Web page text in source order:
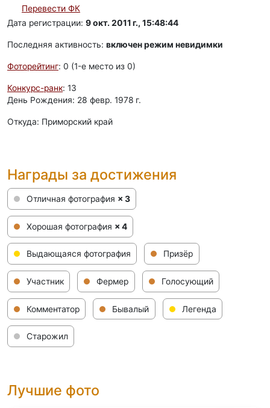
Перевести ФК
Дата регистрации: 9 окт. 2011 г., 15:48:44
Последняя активность: включен режим невидимки
Фоторейтинг: 0 (1-e место из 0)
Конкурс-ранк: 13
День Рождения: 28 февр. 1978 г.
Откуда: Приморский край
Награды за достижения
Отличная фотография × 3
Хорошая фотография × 4
Выдающаяся фотография Призёр
Участник Фермер Голосующий
Комментатор Бывалый Легенда
Старожил
Лучшие фото